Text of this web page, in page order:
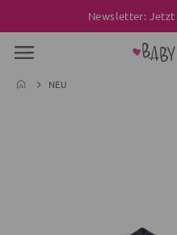
Newsletter: Jetzt
NEU